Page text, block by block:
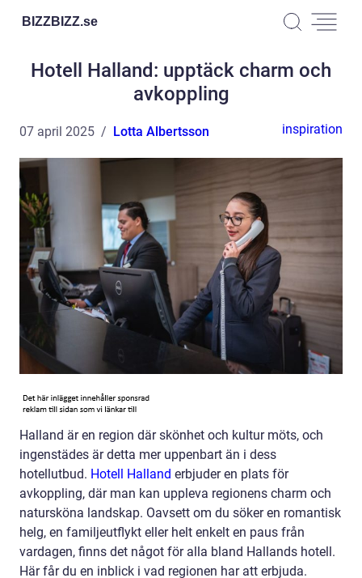
BIZZBIZZ.se
Hotell Halland: upptäck charm och
avkoppling
07 april 2025 Lotta Albertsson inspiration
Halland är en region där skönhet och kultur möts, och
ingenstädes är detta mer uppenbart än i dess
hotellutbud. Hotell Halland erbjuder en plats för
avkoppling, där man kan uppleva regionens charm och
natursköna landskap. Oavsett om du söker en romantisk
helg, en familjeutflykt eller helt enkelt en paus från
vardagen, finns det något för alla bland Hallands hotell.
Här får du en inblick i vad regionen har att erbjuda.